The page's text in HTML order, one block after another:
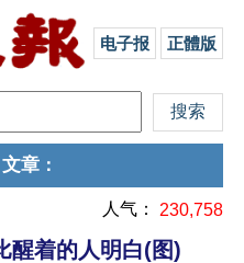
电子报 正體版
文章 ：
人气： 230,758
醒着的人明白(图)